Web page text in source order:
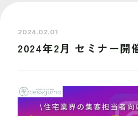
2024.02.01
2024年2月 セミナー開